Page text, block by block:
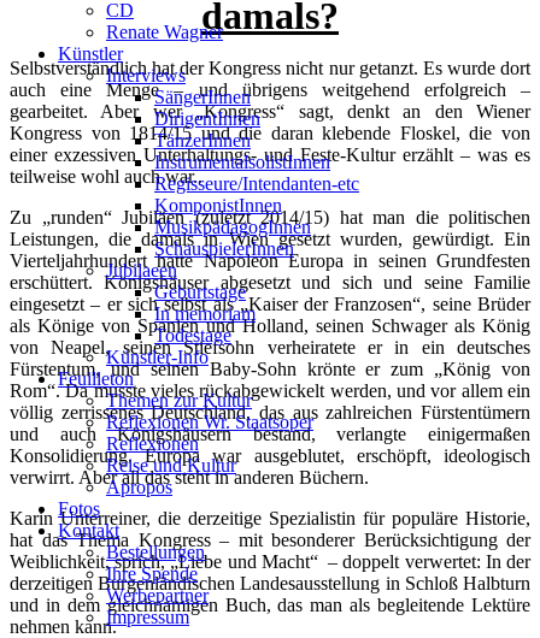
CD
Renate Wagner
Künstler
Interviews
SängerInnen
DirigentInnen
TänzerInnen
InstrumentalsolistInnen
Regisseure/Intendanten-etc
KomponistInnen
MusikpädagogInnen
SchauspielerInnen
Jubilaeen
Geburtstage
In memoriam
Todestage
Künstler-Info
Feuilleton
Themen zur Kultur
Reflexionen Wr. Staatsoper
Reflexionen
Reise und Kultur
Apropos
Fotos
Kontakt
Bestellungen
Ihre Spende
Werbepartner
Impressum
damals?
Selbstverständlich hat der Kongress nicht nur getanzt. Es wurde dort
auch eine Menge – und übrigens weitgehend erfolgreich –
gearbeitet. Aber wer „Kongress“ sagt, denkt an den Wiener
Kongress von 1814/15 und die daran klebende Floskel, die von
einer exzessiven Unterhaltungs- und Feste-Kultur erzählt – was es
teilweise wohl auch war..
Zu „runden“ Jubiläen (zuletzt 2014/15) hat man die politischen
Leistungen, die damals in Wien gesetzt wurden, gewürdigt. Ein
Vierteljahrhundert hatte Napoleon Europa in seinen Grundfesten
erschüttert. Königshäuser abgesetzt und sich und seine Familie
eingesetzt – er sich selbst als „Kaiser der Franzosen“, seine Brüder
als Könige von Spanien und Holland, seinen Schwager als König
von Neapel, seinen Stiefsohn verheiratete er in ein deutsches
Fürstentum, und seinen Baby-Sohn krönte er zum „König von
Rom“. Da musste vieles rückabgewickelt werden, und vor allem ein
völlig zerrissenes Deutschland, das aus zahlreichen Fürstentümern
und auch Königshäusern bestand, verlangte einigermaßen
Konsolidierung. Europa war ausgeblutet, erschöpft, ideologisch
verwirrt. Aber all das steht in anderen Büchern.
Karin Unterreiner, die derzeitige Spezialistin für populäre Historie,
hat das Thema Kongress – mit besonderer Berücksichtigung der
Weiblichkeit, sprich, „Liebe und Macht“ – doppelt verwertet: In der
derzeitigen Burgenländischen Landesausstellung in Schloß Halbturn
und in dem gleichnamigen Buch, das man als begleitende Lektüre
nehmen kann.